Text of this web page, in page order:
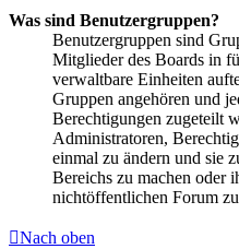
Was sind Benutzergruppen?
Benutzergruppen sind
Mitglieder des Boards in
verwaltbare Einheiten
Gruppen angehören und
Berechtigungen zugeteilt
Administratoren,
einmal zu ändern und sie
Bereichs zu machen oder
nichtöffentlichen Forum
Nach oben